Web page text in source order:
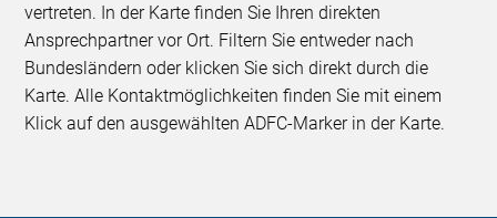
vertreten. In der Karte finden Sie Ihren direkten
Ansprechpartner vor Ort. Filtern Sie entweder nach
Bundesländern oder klicken Sie sich direkt durch die
Karte. Alle Kontaktmöglichkeiten finden Sie mit einem
Klick auf den ausgewählten ADFC-Marker in der Karte.